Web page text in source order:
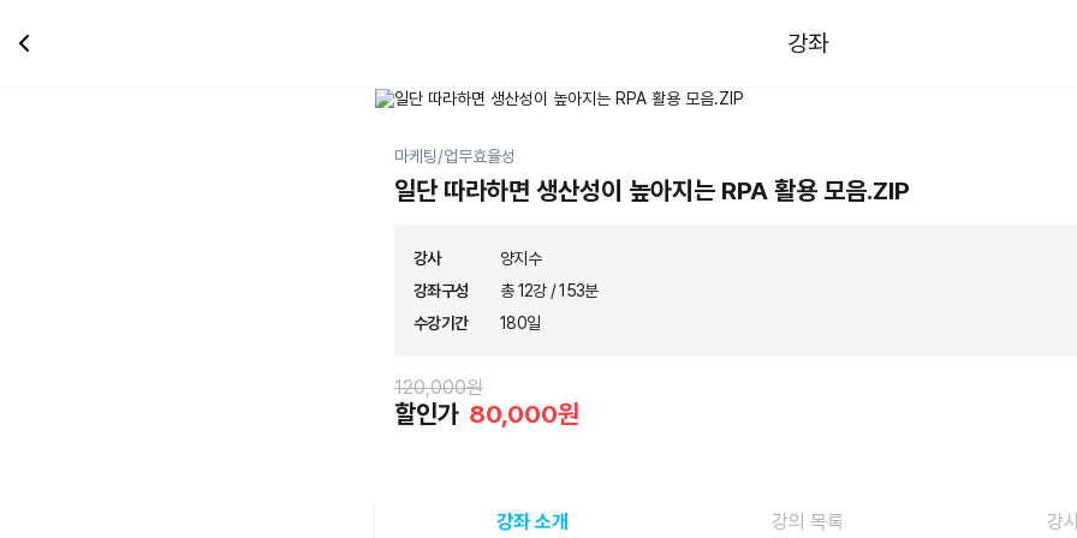
강좌
마케팅/업무효율성
일단 따라하면 생산성이 높아지는 RPA 활용 모음.ZIP
강사
양지수
강좌구성
총 12강 / 153분
수강기간
180일
120,000원
할인가 80,000원
강좌 소개 강의 목록 강